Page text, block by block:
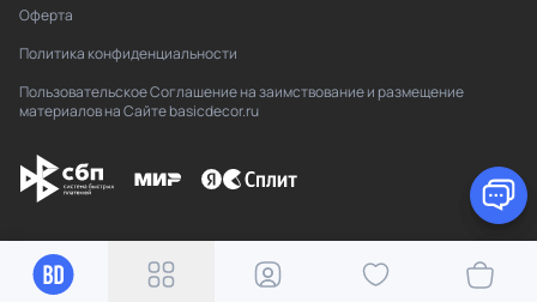
Оферта
Политика конфиденциальности
Пользовательское Соглашение на заимствование и размещение
материалов на Сайте basicdecor.ru